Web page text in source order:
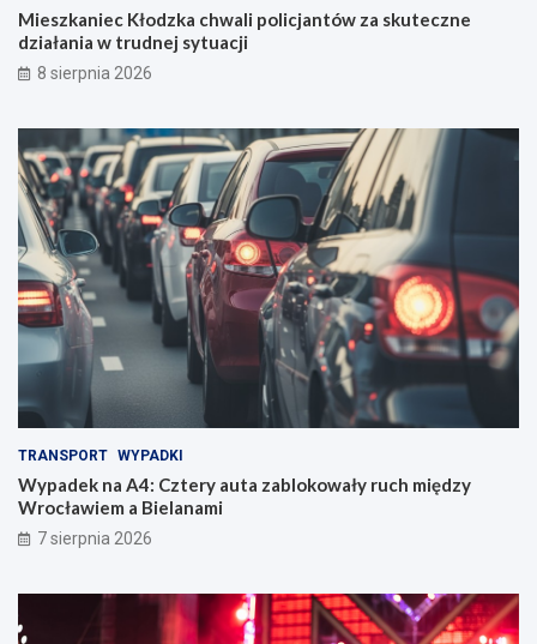
Mieszkaniec Kłodzka chwali policjantów za skuteczne
działania w trudnej sytuacji
8 sierpnia 2026
TRANSPORT WYPADKI
Wypadek na A4: Cztery auta zablokowały ruch między
Wrocławiem a Bielanami
7 sierpnia 2026